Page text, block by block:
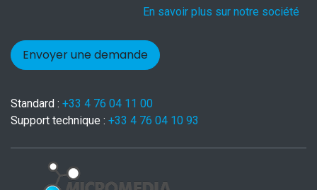
En savoir plus sur notre société
Envoyer une demande
Standard : +33 4 76 04 11 00
Support technique : +33 4 76 04 10 93